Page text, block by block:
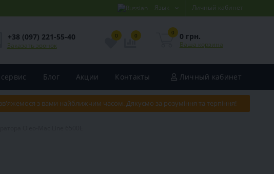
Язык Личный кабинет
+38 (097) 221-55-40
Заказать звонок
0 0 0 0 грн.
Ваша корзина
Блог Акции Контакты Личный кабинет
з вами найближчим часом. Дякуємо за розуміння та терпіння!